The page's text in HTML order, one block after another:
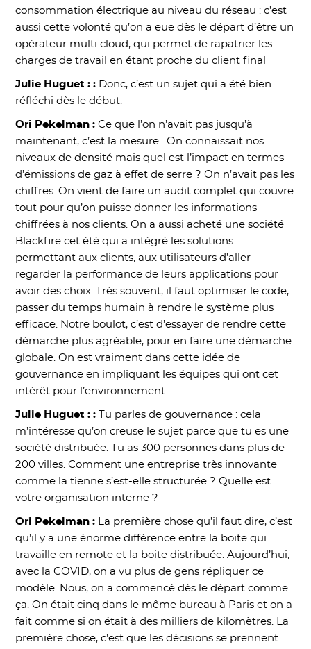
consommation électrique au niveau du réseau : c’est
aussi cette volonté qu’on a eue dès le départ d’être un
opérateur multi cloud, qui permet de rapatrier les
charges de travail en étant proche du client final
Julie Huguet : : Donc, c’est un sujet qui a été bien
réfléchi dès le début.
Ori Pekelman : Ce que l’on n’avait pas jusqu’à
maintenant, c’est la mesure. On connaissait nos
niveaux de densité mais quel est l’impact en termes
d’émissions de gaz à effet de serre ? On n’avait pas les
chiffres. On vient de faire un audit complet qui couvre
tout pour qu’on puisse donner les informations
chiffrées à nos clients. On a aussi acheté une société
Blackfire cet été qui a intégré les solutions
permettant aux clients, aux utilisateurs d’aller
regarder la performance de leurs applications pour
avoir des choix. Très souvent, il faut optimiser le code,
passer du temps humain à rendre le système plus
efficace. Notre boulot, c’est d’essayer de rendre cette
démarche plus agréable, pour en faire une démarche
globale. On est vraiment dans cette idée de
gouvernance en impliquant les équipes qui ont cet
intérêt pour l’environnement.
Julie Huguet : : Tu parles de gouvernance : cela
m’intéresse qu’on creuse le sujet parce que tu es une
société distribuée. Tu as 300 personnes dans plus de
200 villes. Comment une entreprise très innovante
comme la tienne s’est-elle structurée ? Quelle est
votre organisation interne ?
Ori Pekelman : La première chose qu’il faut dire, c’est
qu’il y a une énorme différence entre la boite qui
travaille en remote et la boite distribuée. Aujourd’hui,
avec la COVID, on a vu plus de gens répliquer ce
modèle. Nous, on a commencé dès le départ comme
ça. On était cinq dans le même bureau à Paris et on a
fait comme si on était à des milliers de kilomètres. La
première chose, c’est que les décisions se prennent